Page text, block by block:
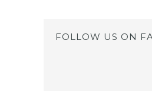
FOLLOW US ON